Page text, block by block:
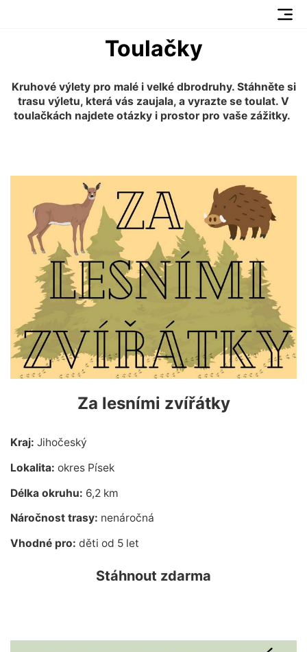
Toulačky
Kruhové výlety pro malé i velké dbrodruhy. Stáhněte si
trasu výletu, která vás zaujala, a vyrazte se toulat. V
toulačkách najdete otázky i prostor pro vaše zážitky.
Za lesními zvířátky
Kraj: Jihočeský
Lokalita: okres Písek
Délka okruhu: 6,2 km
Náročnost trasy: nenáročná
Vhodné pro: děti od 5 let
Stáhnout zdarma